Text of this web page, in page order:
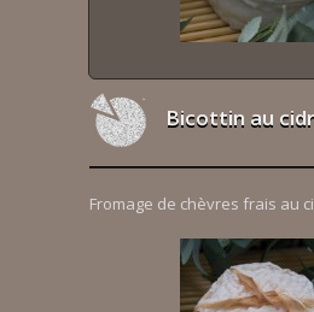
Bicottin au
Fromage de chèvres frais au